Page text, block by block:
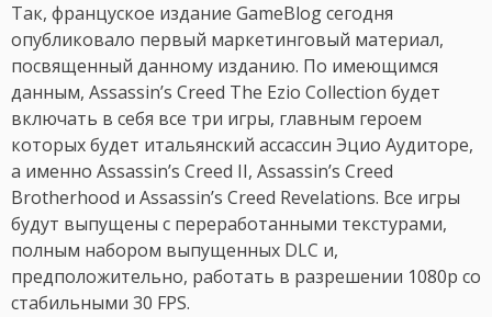
Так, француское издание GameBlog сегодня
опубликовало первый маркетинговый материал,
посвященный данному изданию. По имеющимся
данным, Assassin’s Creed The Ezio Collection будет
включать в себя все три игры, главным героем
которых будет итальянский ассассин Эцио Аудиторе,
а именно Assassin’s Creed II, Assassin’s Creed
Brotherhood и Assassin’s Creed Revelations. Все игры
будут выпущены с переработанными текстурами,
полным набором выпущенных DLC и,
предположительно, работать в разрешении 1080p со
стабильными 30 FPS.